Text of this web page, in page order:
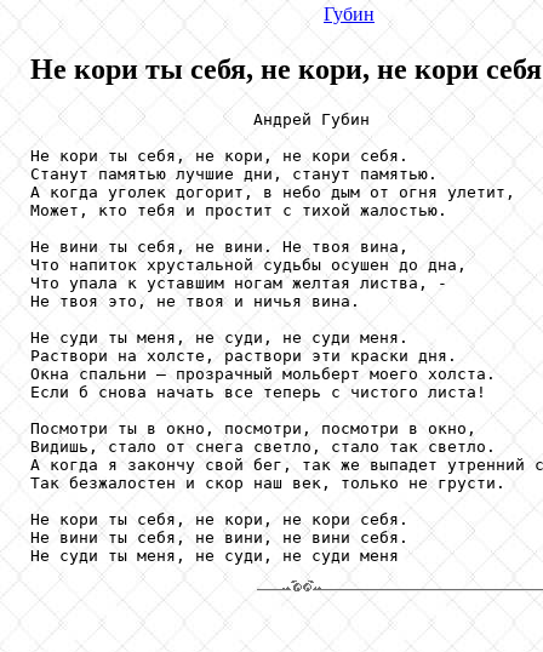
Губин
Не кори ты себя, не кори, не кори
                       Андрей Губин
Не кори ты себя, не кори, не кори себя.
Станут памятью лучшие дни, станут памятью.
А когда уголек догорит, в небо дым от огня улетит,
Может, кто тебя и простит с тихой жалостью.
Не вини ты себя, не вини. Не твоя вина,
Что напиток хрустальной судьбы осушен до дна,
Что упала к уставшим ногам желтая листва, -
Не твоя это, не твоя и ничья вина.
Не суди ты меня, не суди, не суди меня.
Раствори на холсте, раствори эти краски дня.
Окна спальни – прозрачный мольберт моего холста.
Если б снова начать все теперь с чистого листа!
Посмотри ты в окно, посмотри, посмотри в окно,
Видишь, стало от снега светло, стало так светло.
А когда я закончу свой бег, так же выпадет утренний
Так безжалостен и скор наш век, только не грусти.
Не кори ты себя, не кори, не кори себя.
Не вини ты себя, не вини, не вини себя.
Не суди ты меня, не суди, не суди меня